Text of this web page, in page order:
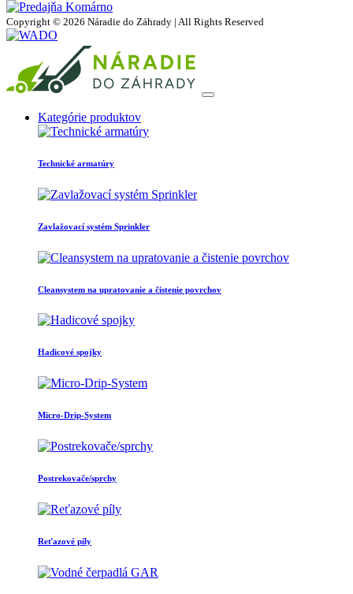
Copyright © 2026 Náradie do Záhrady | All Rights Reserved
Kategórie produktov
Technické armatúry
Zavlažovací systém Sprinkler
Cleansystem na upratovanie a čistenie povrchov
Hadicové spojky
Micro-Drip-System
Postrekovače/sprchy
Reťazové píly